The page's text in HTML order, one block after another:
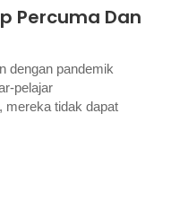
Percuma Dan
dengan pandemik
pelajar
mereka tidak dapat